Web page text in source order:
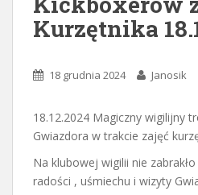
Kurzętnika
18 grudnia 2024 Janosik
18.12.2024 Magiczny wigilijny
Gwiazdora w trakcie zajęć
Na klubowej wigilii nie
radości , uśmiechu i wizyty